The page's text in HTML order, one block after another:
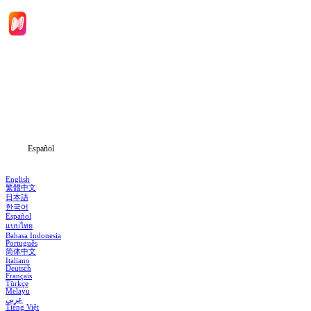
Español
English
繁體中文
日本語
한국어
Español
แบบไทย
Bahasa Indonesia
Português
简体中文
Italiano
Deutsch
Français
Türkçe
Melayu
عربي
Tiếng Việt